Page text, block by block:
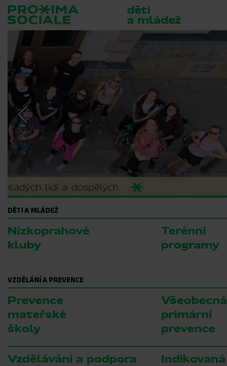
děti
a mládež
DĚTI A MLÁDEŽ
Nízkoprahové
kluby
Terénní
programy
VZDĚLÁNÍ A PREVENCE
Prevence
mateřské
školy
Všeobecná
primární
prevence
Vzdělávání a podpora
Indikovaná